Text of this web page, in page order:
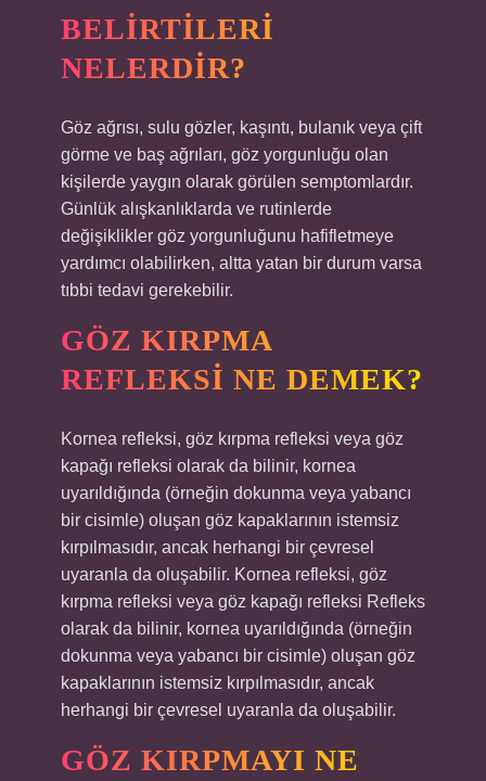
BELIRTILERI
NELERDIR?
Göz ağrısı, sulu gözler, kaşıntı, bulanık veya çift
görme ve baş ağrıları, göz yorgunluğu olan
kişilerde yaygın olarak görülen semptomlardır.
Günlük alışkanlıklarda ve rutinlerde
değişiklikler göz yorgunluğunu hafifletmeye
yardımcı olabilirken, altta yatan bir durum varsa
tıbbi tedavi gerekebilir.
GÖZ KIRPMA
REFLEKSI NE DEMEK?
Kornea refleksi, göz kırpma refleksi veya göz
kapağı refleksi olarak da bilinir, kornea
uyarıldığında (örneğin dokunma veya yabancı
bir cisimle) oluşan göz kapaklarının istemsiz
kırpılmasıdır, ancak herhangi bir çevresel
uyaranla da oluşabilir. Kornea refleksi, göz
kırpma refleksi veya göz kapağı refleksi Refleks
olarak da bilinir, kornea uyarıldığında (örneğin
dokunma veya yabancı bir cisimle) oluşan göz
kapaklarının istemsiz kırpılmasıdır, ancak
herhangi bir çevresel uyaranla da oluşabilir.
GÖZ KIRPMAYI NE